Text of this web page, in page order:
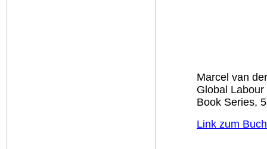
Marcel van
Global
Book Series,
Link zum